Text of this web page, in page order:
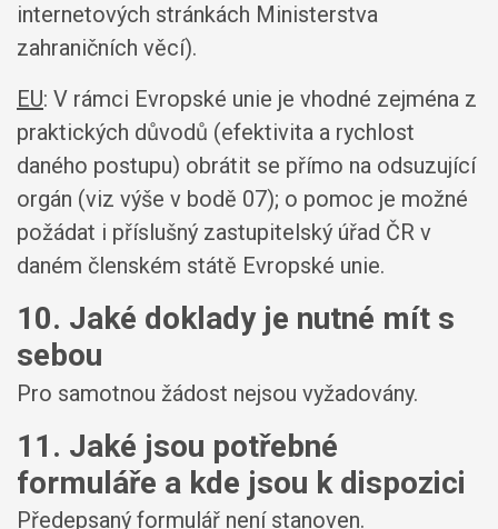
internetových stránkách Ministerstva
zahraničních věcí).
EU: V rámci Evropské unie je vhodné zejména z
praktických důvodů (efektivita a rychlost
daného postupu) obrátit se přímo na odsuzující
orgán (viz výše v bodě 07); o pomoc je možné
požádat i příslušný zastupitelský úřad ČR v
daném členském státě Evropské unie.
10. Jaké doklady je nutné mít s
sebou
Pro samotnou žádost nejsou vyžadovány.
11. Jaké jsou potřebné
formuláře a kde jsou k dispozici
Předepsaný formulář není stanoven.